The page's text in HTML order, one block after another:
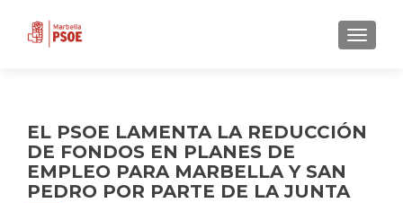
EL PSOE LAMENTA LA REDUCCIÓN
DE FONDOS EN PLANES DE
EMPLEO PARA MARBELLA Y SAN
PEDRO POR PARTE DE LA JUNTA